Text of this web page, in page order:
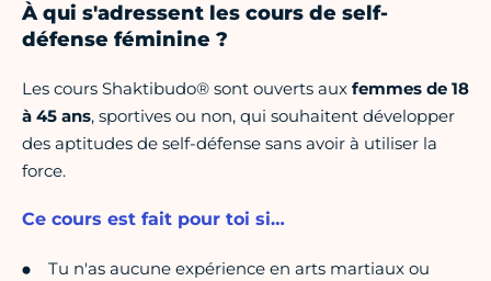
À qui s'adressent les cours de self-
défense féminine ?
Les cours Shaktibudo® sont ouverts aux femmes de 18
à 45 ans, sportives ou non, qui souhaitent développer
des aptitudes de self-défense sans avoir à utiliser la
force.
Ce cours est fait pour toi si…
Tu n'as aucune expérience en arts martiaux ou